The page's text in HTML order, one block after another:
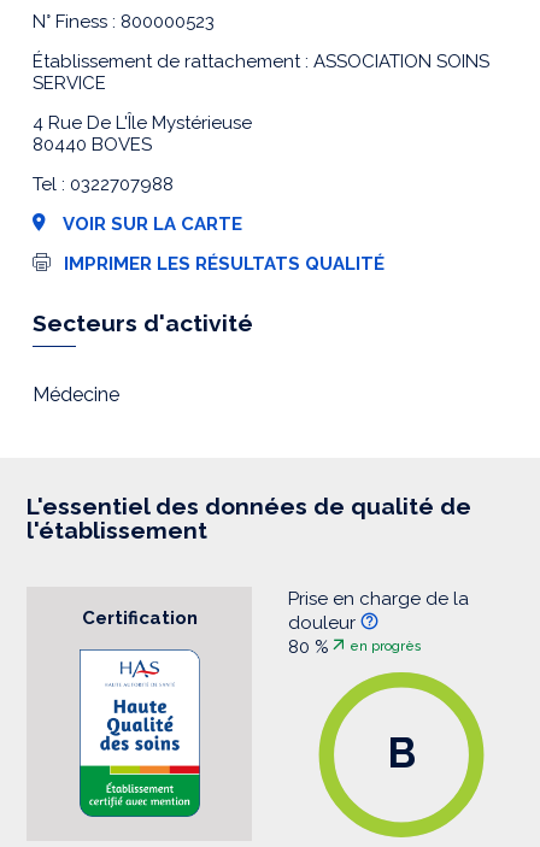
N° Finess : 800000523
Établissement de rattachement : ASSOCIATION SOINS
SERVICE
4 Rue De L'Île Mystérieuse
80440 BOVES
Tel : 0322707988
VOIR SUR LA CARTE
I
e
s
i
o
IMPRIMER LES RÉSULTATS QUALITÉ
Secteurs d'activité
Médecine
L'essentiel des données de qualité de
l'établissement
Certification
Prise en charge de la
douleur
80 %
en progrès
B